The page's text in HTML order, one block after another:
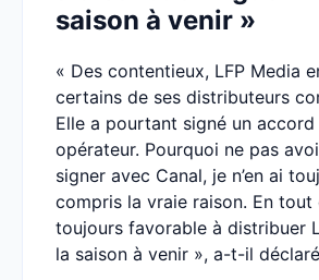
saison à venir »
« Des contentieux, LFP Media
certains de ses distributeurs
Elle a pourtant signé un
opérateur. Pourquoi ne pas
signer avec Canal, je n’en ai
compris la vraie raison. En tout
toujours favorable à distribuer
la saison à venir », a-t-il